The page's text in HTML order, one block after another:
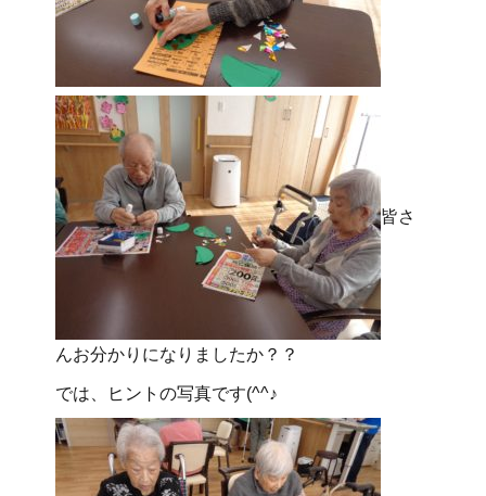
皆さ
んお分かりになりましたか？？
では、ヒントの写真です(^^♪